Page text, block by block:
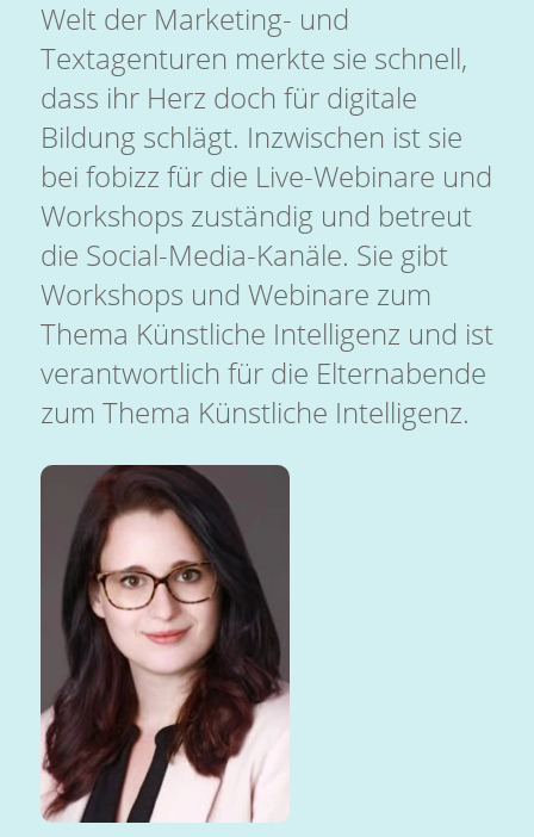
Welt der Marketing- und
Textagenturen merkte sie schnell,
dass ihr Herz doch für digitale
Bildung schlägt. Inzwischen ist sie
bei fobizz für die Live-Webinare und
Workshops zuständig und betreut
die Social-Media-Kanäle. Sie gibt
Workshops und Webinare zum
Thema Künstliche Intelligenz und ist
verantwortlich für die Elternabende
zum Thema Künstliche Intelligenz.